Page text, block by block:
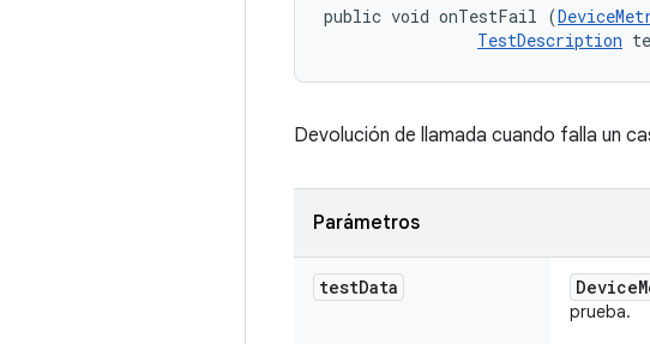
public void onTestFail (
TestDescription
Devolución de llamada cuando falla un
Parámetros
testData Device
prueba.